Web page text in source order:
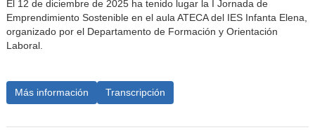
El 12 de diciembre de 2025 ha tenido lugar la I Jornada de
Emprendimiento Sostenible en el aula ATECA del IES Infanta Elena,
organizado por el Departamento de Formación y Orientación
Laboral.
Más información Transcripción